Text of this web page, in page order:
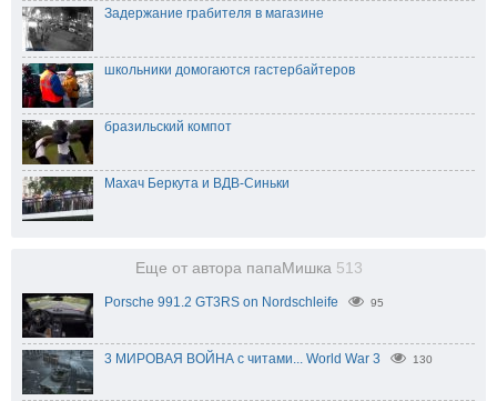
Задержание грабителя в магазине
школьники домогаются гастербайтеров
бразильский компот
Махач Беркута и ВДВ-Синьки
Еще от автора папаМишка 513
Porsche 991.2 GT3RS on Nordschleife 95
3 МИРОВАЯ ВОЙНА с читами... World War 3 130